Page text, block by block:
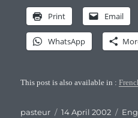
Print Email
WhatsApp
This post is also available in :
Author
pasteur
Posted
14 April 2002